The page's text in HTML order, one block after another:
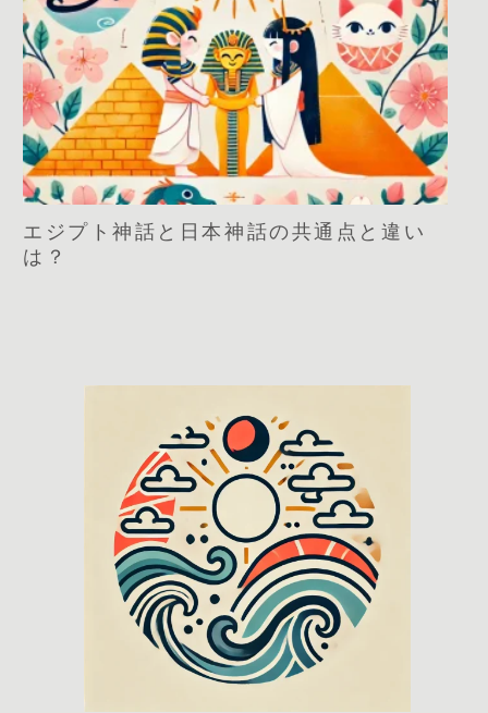
エジプト神話と日本神話の共通点と違い
は？